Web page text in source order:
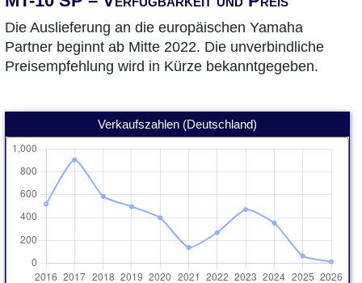
Die Auslieferung an die europäischen Yamaha
Partner beginnt ab Mitte 2022. Die unverbindliche
Preisempfehlung wird in Kürze bekanntgegeben.
Verkaufszahlen (Deutschland)